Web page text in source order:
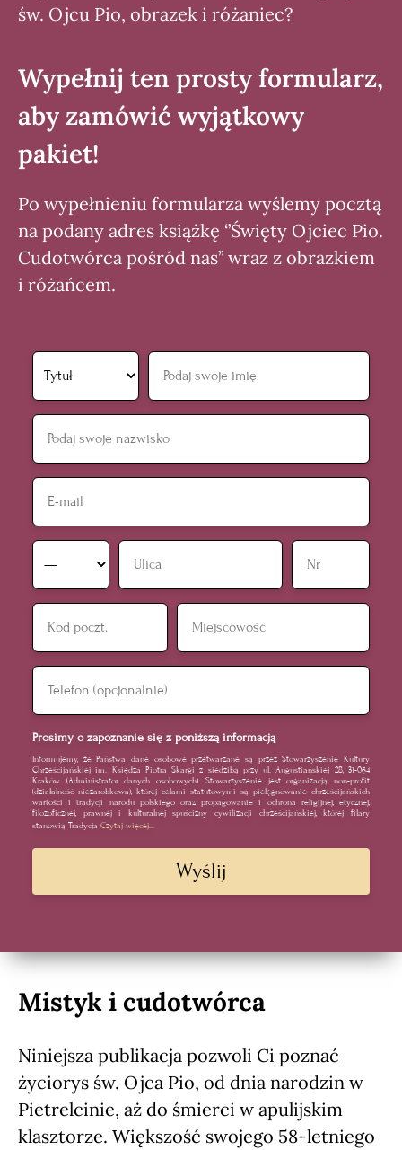
św. Ojcu Pio, obrazek i różaniec?
Wypełnij ten prosty formularz,
aby zamówić wyjątkowy
pakiet!
Po wypełnieniu formularza wyślemy pocztą
na podany adres książkę ‘’Święty Ojciec Pio.
Cudotwórca pośród nas’’ wraz z obrazkiem
i różańcem.
Prosimy o zapoznanie się z poniższą informacją
Informujemy, że Państwa dane osobowe przetwarzane są przez Stowarzyszenie Kultury
Chrześcijańskiej im. Księdza Piotra Skargi z siedzibą przy ul. Augustiańskiej 28, 31-064
Kraków (Administrator danych osobowych). Stowarzyszenie jest organizacją non-profit
(działalność niezarobkowa), której celami statutowymi są pielęgnowanie chrześcijańskich
wartości i tradycji narodu polskiego oraz propagowanie i ochrona religijnej, etycznej,
filozoficznej, prawnej i kulturalnej spuścizny cywilizacji chrześcijańskiej, której filary
stanowią Tradycja
Wyślij
Mistyk i cudotwórca
Niniejsza publikacja pozwoli Ci poznać
życiorys św. Ojca Pio, od dnia narodzin w
Pietrelcinie, aż do śmierci w apulijskim
klasztorze. Większość swojego 58-letniego